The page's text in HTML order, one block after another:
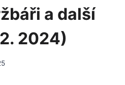
a další
2024)